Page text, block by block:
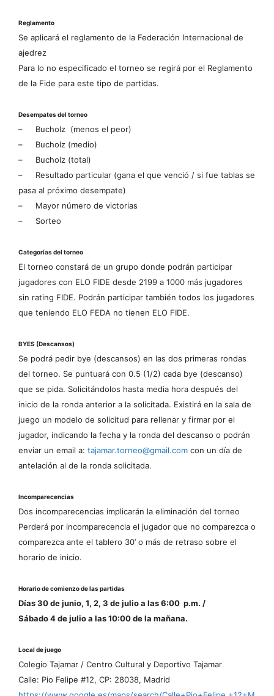
Reglamento
Se aplicará el reglamento de la Federación Internacional de
ajedrez
Para lo no especificado el torneo se regirá por el Reglamento
de la Fide para este tipo de partidas.
Desempates del torneo
– Bucholz (menos el peor)
–
Bucholz (medio)
–
Bucholz (total)
–
Resultado particular (gana el que venció / si fue tablas se
pasa al próximo desempate)
–
Mayor número de victorias
–
Sorteo
Categorías del torneo
El torneo constará de un grupo donde podrán participar
jugadores con ELO FIDE desde 2199 a 1000 más jugadores
sin rating FIDE. Podrán participar también todos los jugadores
que teniendo ELO FEDA no tienen ELO FIDE.
BYES (Descansos)
Se podrá pedir bye (descansos) en las dos primeras rondas
del torneo. Se puntuará con 0.5 (1/2) cada bye (descanso)
que se pida. Solicitándolos hasta media hora después del
inicio de la ronda anterior a la solicitada. Existirá en la sala de
juego un modelo de solicitud para rellenar y firmar por el
jugador, indicando la fecha y la ronda del descanso o podrán
enviar un email a: tajamar.torneo@gmail.com con un día de
antelación al de la ronda solicitada.
Incomparecencias
Dos incomparecencias implicarán la eliminación del torneo
Perderá por incomparecencia el jugador que no comparezca o
comparezca ante el tablero 30’ o más de retraso sobre el
horario de inicio.
Horario de comienzo de las partidas
Días 30 de junio, 1, 2, 3 de julio a las 6:00 p.m. /
Sábado 4 de julio a las 10:00 de la mañana.
Local de juego
Colegio Tajamar / Centro Cultural y Deportivo Tajamar
Calle: Pio Felipe #12, CP: 28038, Madrid